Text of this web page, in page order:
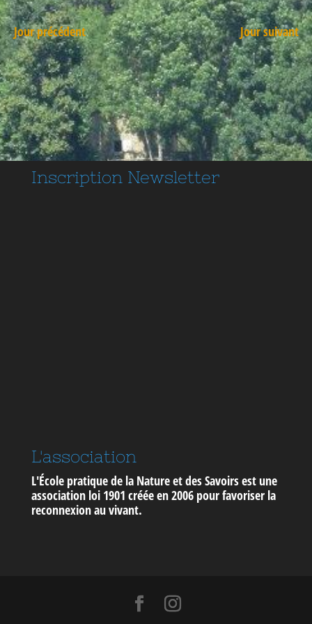
Jour précédent Jour suivant
Inscription Newsletter
L'association
L'École pratique de la Nature et des Savoirs est une
association loi 1901 créée en 2006 pourfavoriser la
reconnexion au vivant.